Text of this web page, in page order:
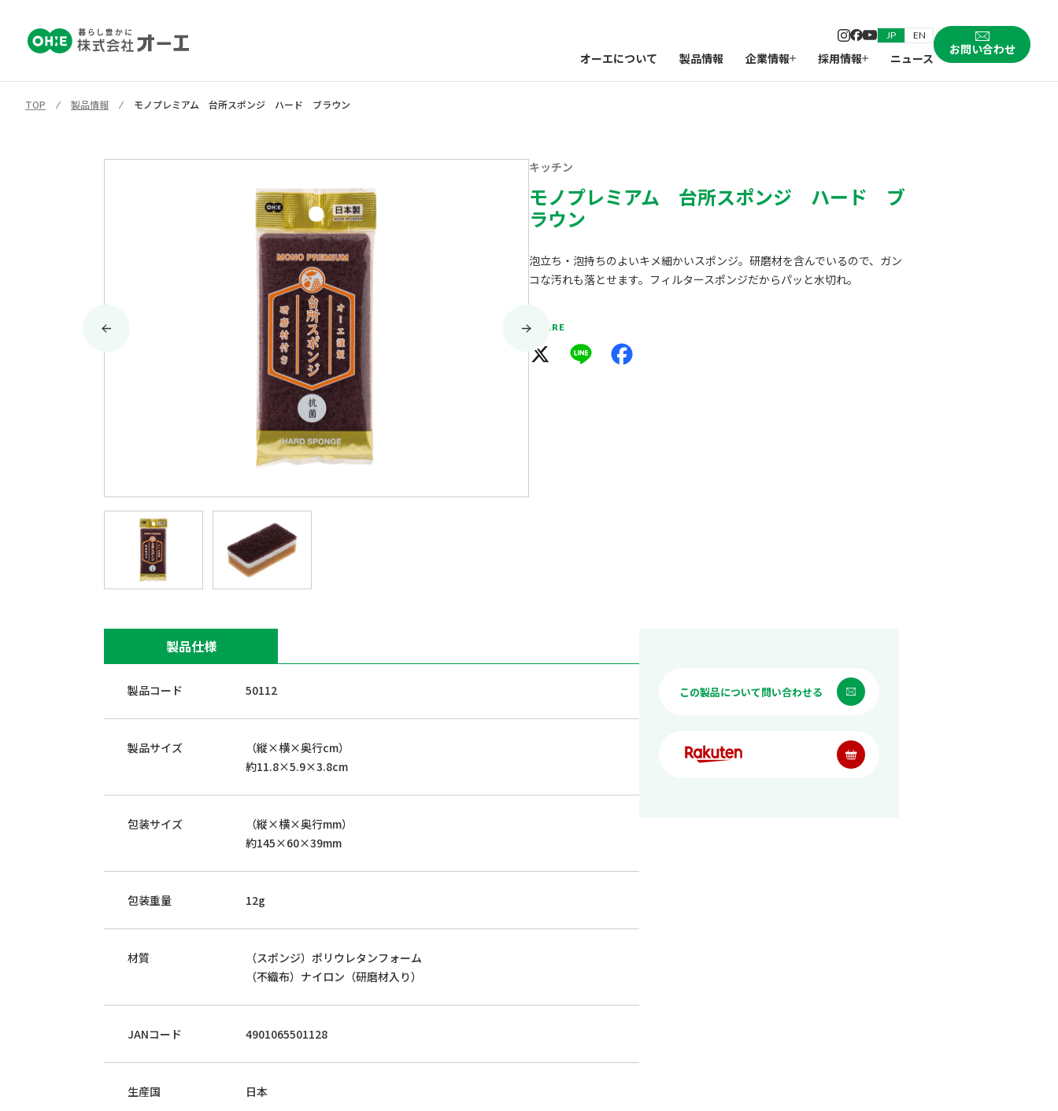
JP EN
オーエについて 製品情報 企業情報 採用情報 ニュース
お問い合わせ
TOP ⁄ 製品情報 ⁄ モノプレミアム 台所スポンジ ハード ブラウン
キッチン
モノプレミアム 台所スポンジ ハード ブ
ラウン
泡立ち・泡持ちのよいキメ細かいスポンジ。研磨材を含んでいるので、ガン
コな汚れも落とせます。フィルタースポンジだからパッと水切れ。
SHARE
Line
製品仕様
製品コード 50112
製品サイズ
（縦×横×奥行cm）
約11.8×5.9×3.8cm
包装サイズ
（縦×横×奥行mm）
約145×60×39mm
包装重量 12g
材質
（スポンジ）ポリウレタンフォーム
（不織布）ナイロン（研磨材入り）
JANコード 4901065501128
生産国 日本
この製品について問い合わせる